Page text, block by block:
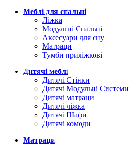
Меблі для спальні
Ліжка
Модульні Спальні
Аксесуари для сну
Матраци
Тумби приліжкові
Дитячі меблі
Дитячі Стінки
Дитячі Модульні Системи
Дитячі матраци
Дитячі ліжка
Дитячі Шафи
Дитячі комоди
Матраци